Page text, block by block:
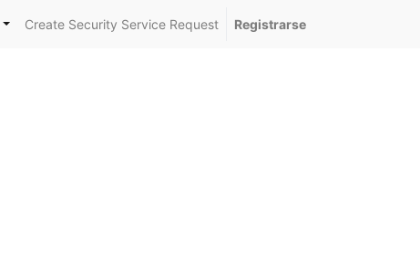
Create Security Service Request Registrarse